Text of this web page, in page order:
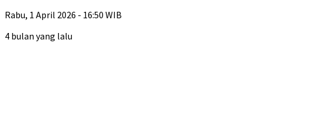
Rabu, 1 April 2026 - 16:50 WIB
4 bulan yang lalu